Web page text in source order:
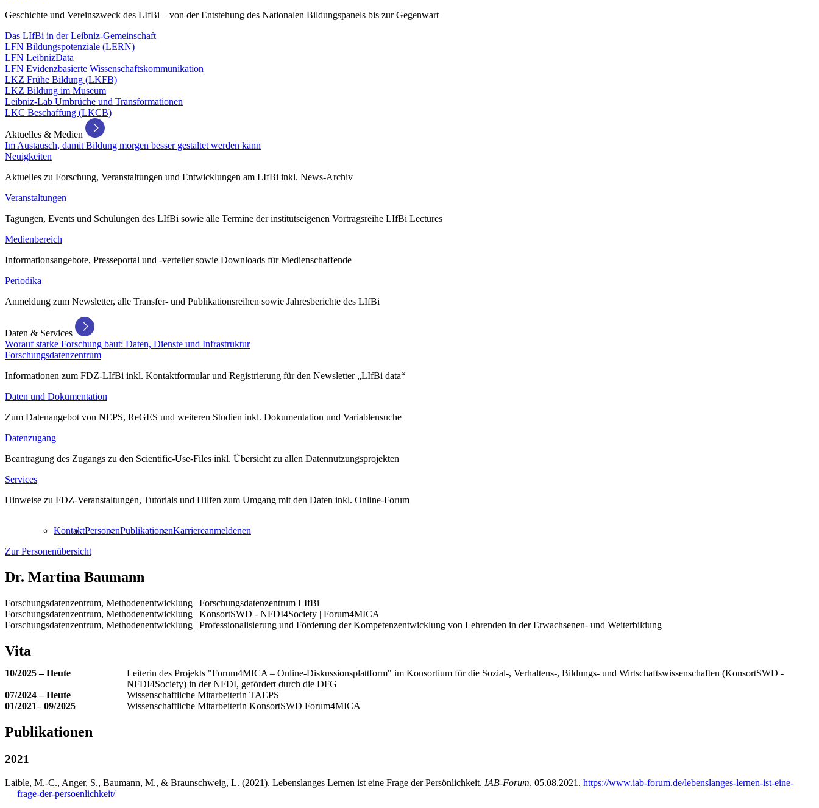
Geschichte und Vereinszweck des LIfBi – von der Entstehung des Nationalen Bildungspanels bis zur Gegenwart
Das LIfBi in der Leibniz-Gemeinschaft
LFN Bildungspotenziale (LERN)
LFN LeibnizData
LFN Evidenzbasierte Wissenschaftskommunikation
LKZ Frühe Bildung (LKFB)
LKZ Bildung im Museum
Leibniz-Lab Umbrüche und Transformationen
LKC Beschaffung (LKCB)
Aktuelles & Medien
Im Austausch, damit Bildung morgen besser gestaltet werden kann
Neuigkeiten
Aktuelles zu Forschung, Veranstaltungen und Entwicklungen am LIfBi inkl. News-Archiv
Veranstaltungen
Tagungen, Events und Schulungen des LIfBi sowie alle Termine der institutseigenen Vortragsreihe LIfBi Lectures
Medienbereich
Informationsangebote, Presseportal und -verteiler sowie Downloads für Medienschaffende
Periodika
Anmeldung zum Newsletter, alle Transfer- und Publikationsreihen sowie Jahresberichte des LIfBi
Daten & Services
Worauf starke Forschung baut: Daten, Dienste und Infrastruktur
Forschungsdatenzentrum
Informationen zum FDZ-LIfBi inkl. Kontaktformular und Registrierung für den Newsletter „LIfBi data“
Daten und Dokumentation
Zum Datenangebot von NEPS, ReGES und weiteren Studien inkl. Dokumentation und Variablensuche
Datenzugang
Beantragung des Zugangs zu den Scientific-Use-Files inkl. Übersicht zu allen Datennutzungsprojekten
Services
Hinweise zu FDZ-Veranstaltungen, Tutorials und Hilfen zum Umgang mit den Daten inkl. Online-Forum
KontaktPersonenPublikationenKarriereanmeldenen
Zur Personenübersicht
Dr. Martina Baumann
Forschungsdatenzentrum, Methodenentwicklung | Forschungsdatenzentrum LIfBi
Forschungsdatenzentrum, Methodenentwicklung | KonsortSWD - NFDI4Society | Forum4MICA
Forschungsdatenzentrum, Methodenentwicklung | Professionalisierung und Förderung der Kompetenzentwicklung von Lehrenden in der Erwachsenen- und Weiterbildung
Vita
10/2025 – Heute
Leiterin des Projekts "Forum4MICA – Online-Diskussionsplattform" im Konsortium für die Sozial-, Verhaltens-, Bildungs- und Wirtschaftswissenschaften (KonsortSWD -
NFDI4Society) in der NFDI, gefördert durch die DFG
07/2024 – Heute
Wissenschaftliche Mitarbeiterin TAEPS
01/2021– 09/2025
Wissenschaftliche Mitarbeiterin KonsortSWD Forum4MICA
Publikationen
2021
Laible, M.-C., Anger, S., Baumann, M., & Braunschweig, L. (2021). Lebenslanges Lernen ist eine Frage der Persönlichkeit. IAB-Forum. 05.08.2021. https://www.iab-forum.de/lebenslanges-lernen-ist-eine-
frage-der-persoenlichkeit/